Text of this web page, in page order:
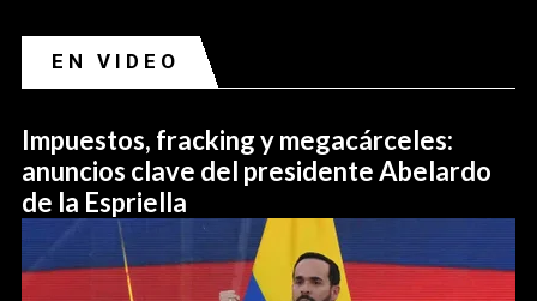
EN VIDEO
Impuestos, fracking y megacárceles:
anuncios clave del presidente Abelardo
de la Espriella